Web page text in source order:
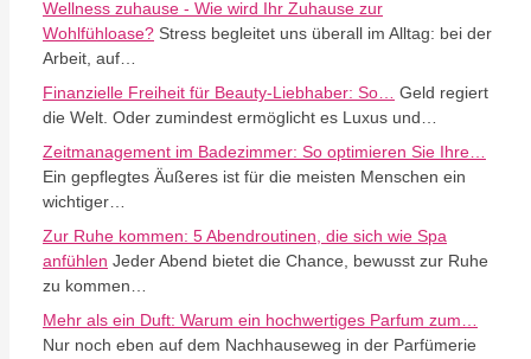
Wellness zuhause - Wie wird Ihr Zuhause zur
Wohlfühloase? Stress begleitet uns überall im Alltag: bei der
Arbeit, auf…
Finanzielle Freiheit für Beauty-Liebhaber: So…
Geld regiert
die Welt. Oder zumindest ermöglicht es Luxus und…
Zeitmanagement im Badezimmer: So optimieren Sie Ihre…
Ein gepflegtes Äußeres ist für die meisten Menschen ein
wichtiger…
Zur Ruhe kommen: 5 Abendroutinen, die sich wie Spa
anfühlen Jeder Abend bietet die Chance, bewusst zur Ruhe
zu kommen…
Mehr als ein Duft: Warum ein hochwertiges Parfum zum…
Nur noch eben auf dem Nachhauseweg in der Parfümerie